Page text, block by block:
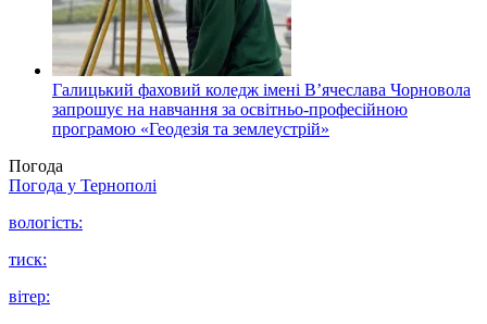
Галицький фаховий коледж імені В’ячеслава Чорновола
запрошує на навчання за освітньо-професійною
програмою «Геодезія та землеустрій»
Погода
Погода у Тернополі
вологість:
тиск:
вітер: